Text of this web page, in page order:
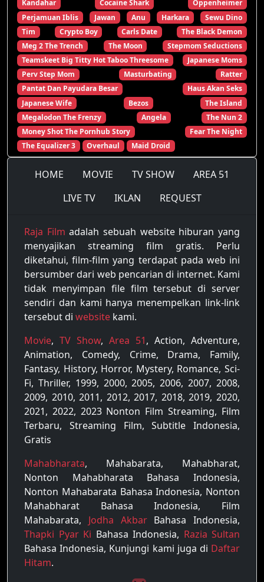
Kandahar
Cocaine Shark
Oppenheimer
Perjamuan Iblis
Jawan Anu Harkara
Sewu Dino
Tim
Crypto Boy Carls Date
The Black Demon
Meg 2 The Trench
The Moon
Stepmom Seductions
Teamskeet Big Titty Hot Taboo Threesome
Japanese Moms
Perv Step Mom
Masturbating
Ratter
Pantat Dan Payudara Besar
Haus Akan Seks
Japanese Wife
Bezos
The Island
Megalodon The Frenzy
Angela
The Nun 2
Money Shot The Pornhub Story
Fear The Night
The Equalizer 3
Overhaul Maid Droid
HOME MOVIE TV SHOW
AREA 51
LIVE TV
IKLAN REQUEST
Raja Film adalah sebuah website hiburan yang
menyajikan streaming film gratis. Perlu
diketahui, film-film yang terdapat pada web ini
bersumber dari web pencarian di internet. Kami
tidak menyimpan file film tersebut di server
sendiri dan kami hanya menempelkan link-link
tersebut di website kami.
Movie, TV Show, Area 51, Action, Adventure,
Animation, Comedy, Crime, Drama, Family,
Fantasy, History, Horror, Mystery, Romance, Sci-
Fi, Thriller, 1999, 2000, 2005, 2006, 2007, 2008,
2009, 2010, 2011, 2012, 2017, 2018, 2019, 2020,
2021, 2022, 2023 Nonton Film Streaming, Film
Terbaru, Streaming Film, Subtitle Indonesia,
Gratis
Mahabharata, Mahabarata, Mahabharat,
Nonton Mahabharata Bahasa Indonesia,
Nonton Mahabarata Bahasa Indonesia, Nonton
Mahabharat Bahasa Indonesia, Film
Mahabarata, Jodha AkbarBahasa Indonesia,
Thapki Pyar Ki Bahasa Indonesia, Razia Sultan
Bahasa Indonesia, Kunjungi kami juga di Daftar
Hitam.